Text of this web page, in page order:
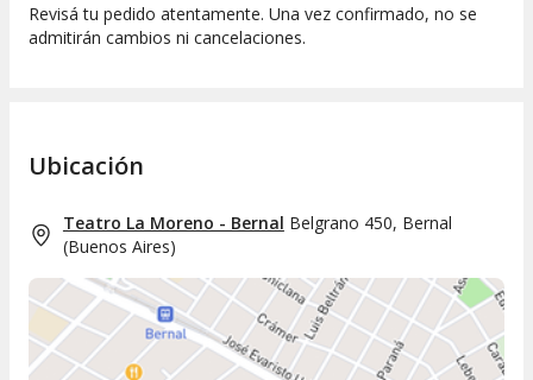
Revisá tu pedido atentamente. Una vez confirmado, no se
admitirán cambios ni cancelaciones.
Ubicación
Teatro La Moreno - Bernal Belgrano 450, Bernal
(Buenos Aires)